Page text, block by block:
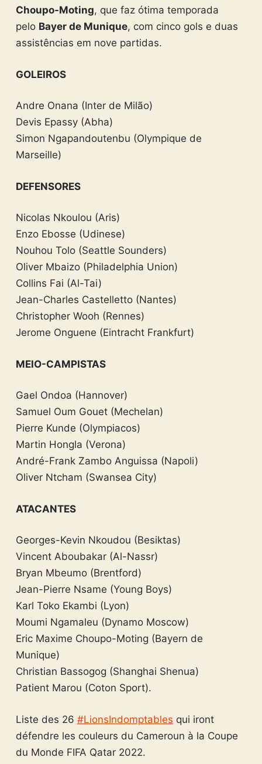
Choupo-Moting, que faz ótima temporada
pelo Bayer de Munique, com cinco gols e duas
assistências em nove partidas.
GOLEIROS
Andre Onana (Inter de Milão)
Devis Epassy (Abha)
Simon Ngapandoutenbu (Olympique de
Marseille)
DEFENSORES
Nicolas Nkoulou (Aris)
Enzo Ebosse (Udinese)
Nouhou Tolo (Seattle Sounders)
Oliver Mbaizo (Philadelphia Union)
Collins Fai (Al-Tai)
Jean-Charles Castelletto (Nantes)
Christopher Wooh (Rennes)
Jerome Onguene (Eintracht Frankfurt)
MEIO-CAMPISTAS
Gael Ondoa (Hannover)
Samuel Oum Gouet (Mechelan)
Pierre Kunde (Olympiacos)
Martin Hongla (Verona)
André-Frank Zambo Anguissa (Napoli)
Oliver Ntcham (Swansea City)
ATACANTES
Georges-Kevin Nkoudou (Besiktas)
Vincent Aboubakar (Al-Nassr)
Bryan Mbeumo (Brentford)
Jean-Pierre Nsame (Young Boys)
Karl Toko Ekambi (Lyon)
Moumi Ngamaleu (Dynamo Moscow)
Eric Maxime Choupo-Moting (Bayern de
Munique)
Christian Bassogog (Shanghai Shenua)
Patient Marou (Coton Sport).
Liste des 26 #LionsIndomptables qui iront
défendre les couleurs du Cameroun à la Coupe
du Monde FIFA Qatar 2022.